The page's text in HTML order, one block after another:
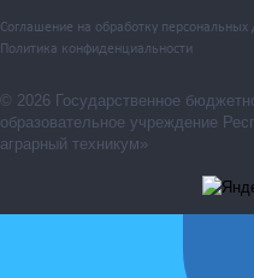
Соглашение на обработку персональных
Политика конфиденциальности
© 2026 Государственное
образовательное учреждение
аграрный техникум»